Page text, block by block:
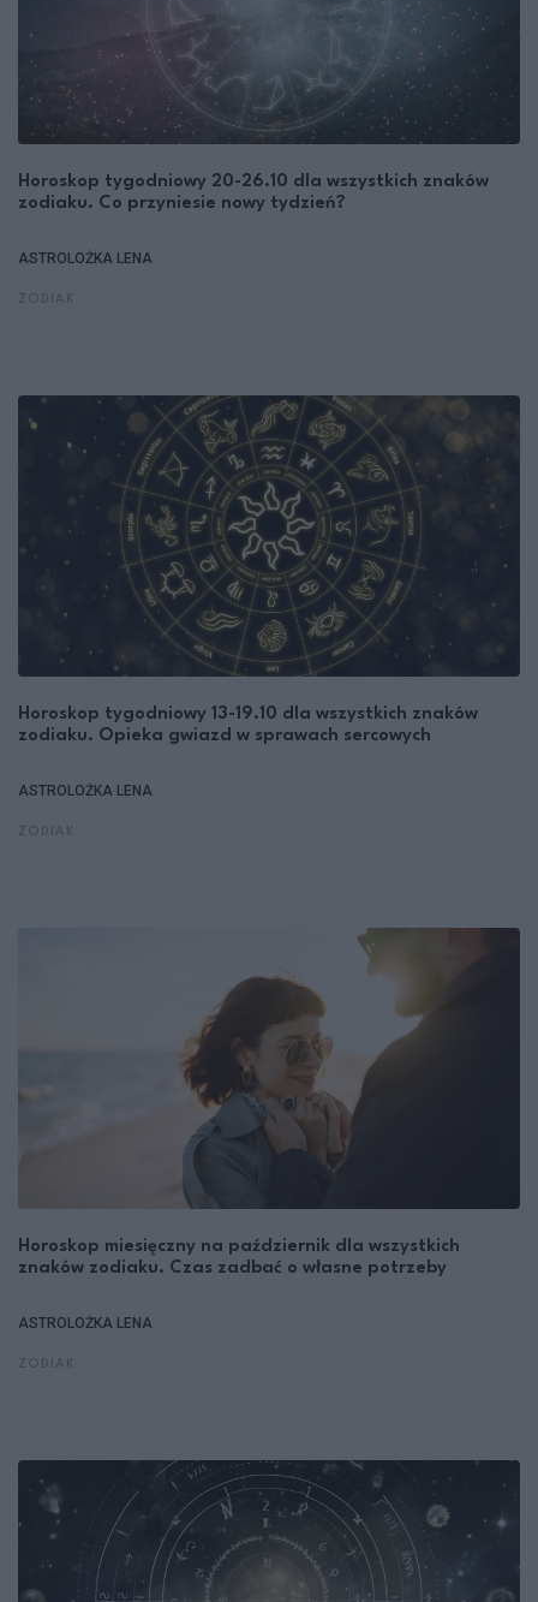
Horoskop tygodniowy 20-26.10 dla wszystkich znaków
zodiaku. Co przyniesie nowy tydzień?
ASTROLOŻKA LENA
Horoskop tygodniowy 13-19.10 dla wszystkich znaków
zodiaku. Opieka gwiazd w sprawach sercowych
ASTROLOŻKA LENA
Horoskop miesięczny na październik dla wszystkich
znaków zodiaku. Czas zadbać o własne potrzeby
ASTROLOŻKA LENA